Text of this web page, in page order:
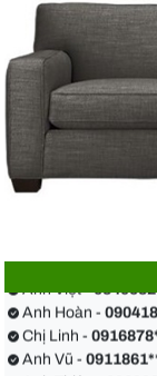
Anh Hoàn -
quận Bình Thạnh
Chị Linh -
Anh Vũ -